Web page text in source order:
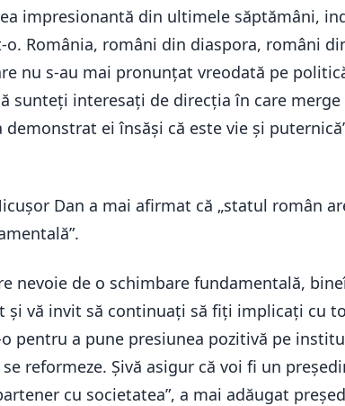
impresionantă din ultimele săptămâni,
România, români din diaspora, români
nu s-au mai pronunțat vreodată pe
sunteți interesați de direcția în care merge
demonstrat ei însăși că este vie și
Dan a mai afirmat că „statul român
nevoie de o schimbare fundamentală,
și vă invit să continuați să fiți implicați cu
pentru a pune presiunea pozitivă pe
reformeze. Șivă asigur că voi fi un
cu societatea”, a mai adăugat